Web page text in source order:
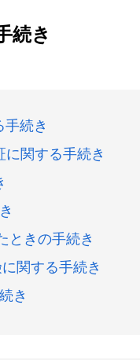
続き
続き
関する手続き
ときの手続き
関する手続き
き